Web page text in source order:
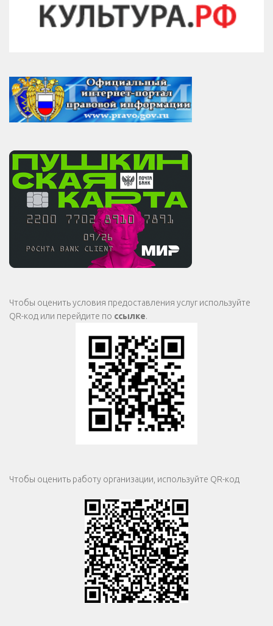
Чтобы оценить условия предоставления услуг используйте
QR-код или перейдите по ссылке.
Чтобы оценить работу организации, используйте QR-код